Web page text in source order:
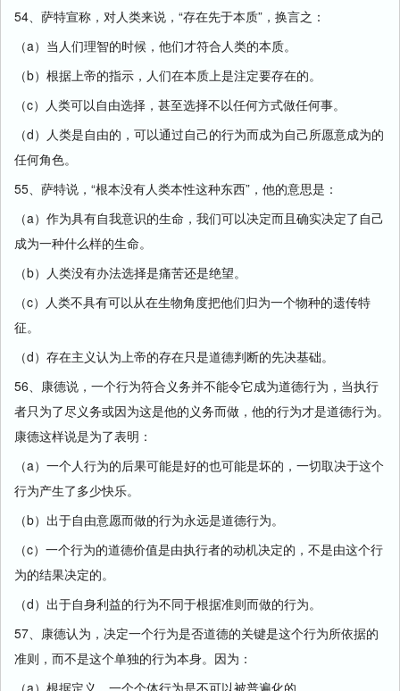
54、萨特宣称，对人类来说，“存在先于本质”，换言之：
（a）当人们理智的时候，他们才符合人类的本质。
（b）根据上帝的指示，人们在本质上是注定要存在的。
（c）人类可以自由选择，甚至选择不以任何方式做任何事。
（d）人类是自由的，可以通过自己的行为而成为自己所愿意成为的
任何角色。
55、萨特说，“根本没有人类本性这种东西”，他的意思是：
（a）作为具有自我意识的生命，我们可以决定而且确实决定了自己
成为一种什么样的生命。
（b）人类没有办法选择是痛苦还是绝望。
（c）人类不具有可以从在生物角度把他们归为一个物种的遗传特
征。
（d）存在主义认为上帝的存在只是道德判断的先决基础。
56、康德说，一个行为符合义务并不能令它成为道德行为，当执行
者只为了尽义务或因为这是他的义务而做，他的行为才是道德行为。
康德这样说是为了表明：
（a）一个人行为的后果可能是好的也可能是坏的，一切取决于这个
行为产生了多少快乐。
（b）出于自由意愿而做的行为永远是道德行为。
（c）一个行为的道德价值是由执行者的动机决定的，不是由这个行
为的结果决定的。
（d）出于自身利益的行为不同于根据准则而做的行为。
57、康德认为，决定一个行为是否道德的关键是这个行为所依据的
准则，而不是这个单独的行为本身。因为：
（a）根据定义，一个个体行为是不可以被普遍化的。